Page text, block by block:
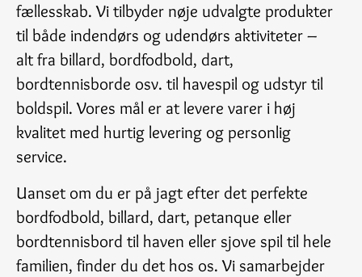
fællesskab. Vi tilbyder nøje udvalgte produkter
til både indendørs og udendørs aktiviteter –
alt fra billard, bordfodbold, dart,
bordtennisborde osv. til havespil og udstyr til
boldspil. Vores mål er at levere varer i høj
kvalitet med hurtig levering og personlig
service.
Uanset om du er på jagt efter det perfekte
bordfodbold, billard, dart, petanque eller
bordtennisbord til haven eller sjove spil til hele
familien, finder du det hos os. Vi samarbejder